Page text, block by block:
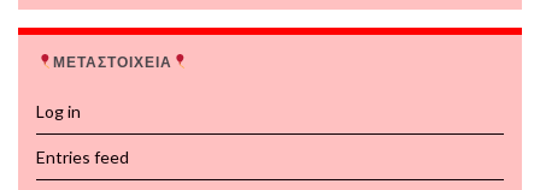
ΜΕΤΑΣΤΟΙΧΕΙΑ
Log in
Entries feed